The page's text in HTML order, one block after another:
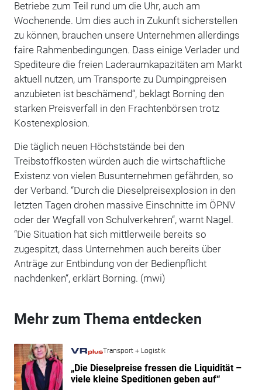
Betriebe zum Teil rund um die Uhr, auch am
Wochenende. Um dies auch in Zukunft sicherstellen
zu können, brauchen unsere Unternehmen allerdings
faire Rahmenbedingungen. Dass einige Verlader und
Spediteure die freien Laderaumkapazitäten am Markt
aktuell nutzen, um Transporte zu Dumpingpreisen
anzubieten ist beschämend“, beklagt Borning den
starken Preisverfall in den Frachtenbörsen trotz
Kostenexplosion.
Die täglich neuen Höchststände bei den
Treibstoffkosten würden auch die wirtschaftliche
Existenz von vielen Busunternehmen gefährden, so
der Verband. “Durch die Dieselpreisexplosion in den
letzten Tagen drohen massive Einschnitte im ÖPNV
oder der Wegfall von Schulverkehren“, warnt Nagel.
“Die Situation hat sich mittlerweile bereits so
zugespitzt, dass Unternehmen auch bereits über
Anträge zur Entbindung von der Bedienpflicht
nachdenken“, erklärt Borning. (mwi)
Mehr zum Thema entdecken
Transport + Logistik
„Die Dieselpreise fressen die Liquidität –
viele kleine Speditionen geben auf“